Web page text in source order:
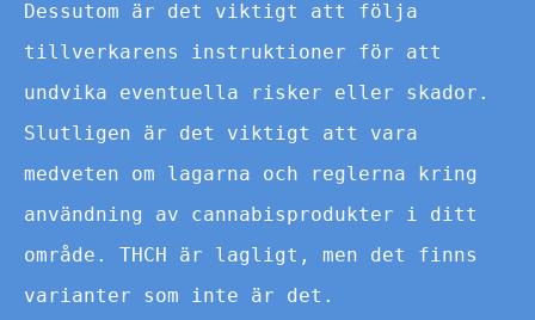
Dessutom är det viktigt att följa
tillverkarens instruktioner för att
undvika eventuella risker eller skador.
Slutligen är det viktigt att vara
medveten om lagarna och reglerna kring
användning av cannabisprodukter i ditt
område. THCH är lagligt, men det finns
varianter som inte är det.